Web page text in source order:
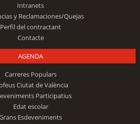
Intranets
y Reclamaciones/Quejas
Perfil del contractant
Contacte
AGENDA
Carreres Populars
Ciutat de València
Participatius
Edat escolar
Esdeveniments